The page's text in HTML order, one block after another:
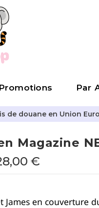
Promotions Par
de douane en Union
Magazine
€
James en couverture